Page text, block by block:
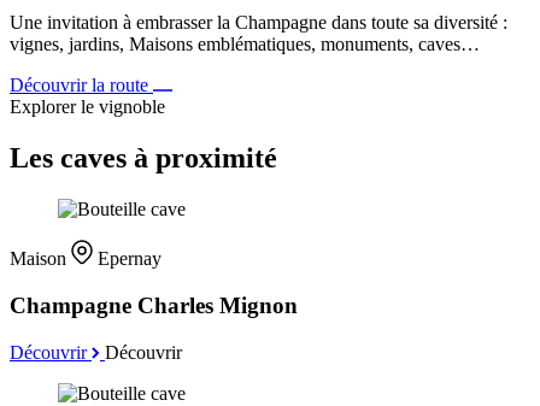
Une invitation à embrasser la Champagne dans toute sa diversité :
vignes, jardins, Maisons emblématiques, monuments, caves…
Découvrir la route
Explorer le vignoble
Les caves à proximité
Maison Epernay
Champagne Charles Mignon
Découvrir Découvrir